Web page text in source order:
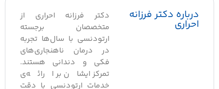
درباره دکتر فرزانه
احراری
دکتر فرزانه احراری از
متخصصان برجسته
ارتودنسی با سال‌ها تجربه
در درمان ناهنجاری‌های
فکی و دندانی هستند.
تمرکز ایشان بر ارائه‌ی
خدمات ارتودنسی با دقت